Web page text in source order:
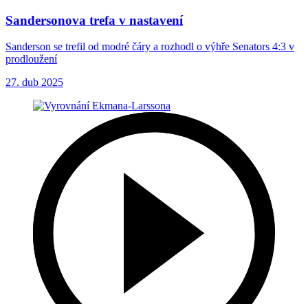
Sandersonova trefa v nastavení
Sanderson se trefil od modré čáry a rozhodl o výhře Senators 4:3 v
prodloužení
27. dub 2025